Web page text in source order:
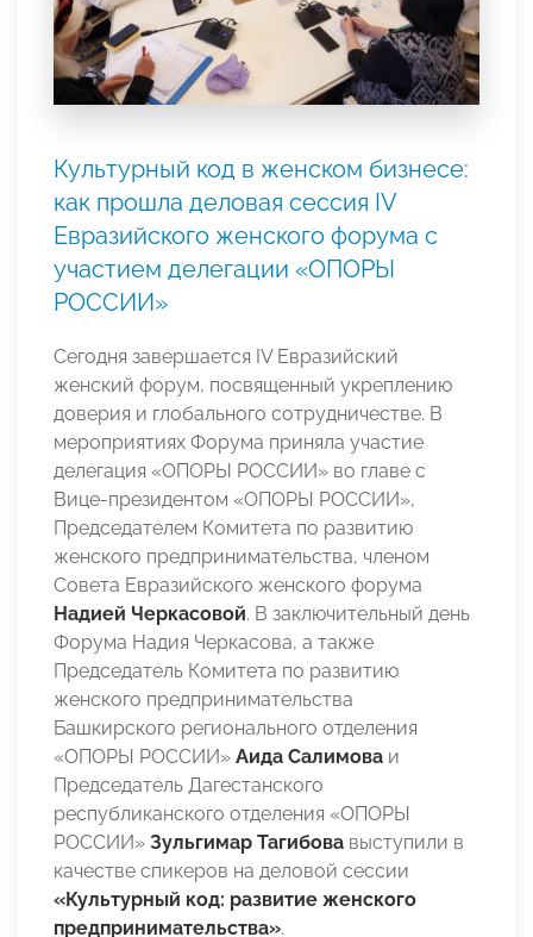
Культурный код в женском бизнесе:
как прошла деловая сессия IV
Евразийского женского форума с
участием делегации «ОПОРЫ
РОССИИ»
Сегодня завершается IV Евразийский
женский форум, посвященный укреплению
доверия и глобального сотрудничестве. В
мероприятиях Форума приняла участие
делегация «ОПОРЫ РОССИИ» во главе с
Вице-президентом «ОПОРЫ РОССИИ»,
Председателем Комитета по развитию
женского предпринимательства, членом
Совета Евразийского женского форума
Надией Черкасовой. В заключительный день
Форума Надия Черкасова, а также
Председатель Комитета по развитию
женского предпринимательства
Башкирского регионального отделения
«ОПОРЫ РОССИИ» Аида Салимова и
Председатель Дагестанского
республиканского отделения «ОПОРЫ
РОССИИ» Зульгимар Тагибова выступили в
качестве спикеров на деловой сессии
«Культурный код: развитие женского
предпринимательства».